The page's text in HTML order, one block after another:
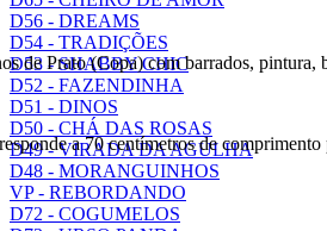
D56 - DREAMS
D54 - TRADIÇÕES
D53 - SHABBY CHIC
D52 - FAZENDINHA
D51 - DINOS
D50 - CHÁ DAS ROSAS
D49 - VIRADA DA AGULHA
D48 - MORANGUINHOS
VP - REBORDANDO
D72 - COGUMELOS
de Prato (Copa) com barrados,
a 70 centímetros de